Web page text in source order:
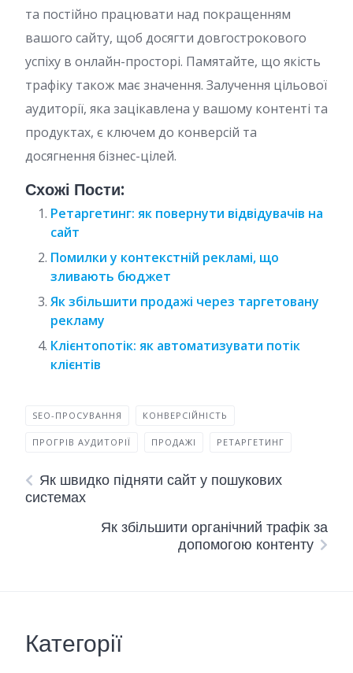
та постійно працювати над покращенням
вашого сайту, щоб досягти довгострокового
успіху в онлайн-просторі. Памятайте, що якість
трафіку також має значення. Залучення цільової
аудиторії, яка зацікавлена у вашому контенті та
продуктах, є ключем до конверсій та
досягнення бізнес-цілей.
Схожі Пости:
Ретаргетинг: як повернути відвідувачів на
сайт
Помилки у контекстній рекламі, що
зливають бюджет
Як збільшити продажі через таргетовану
рекламу
Клієнтопотік: як автоматизувати потік
клієнтів
SEO-ПРОСУВАННЯ КОНВЕРСІЙНІСТЬ
ПРОГРІВ АУДИТОРІЇ ПРОДАЖІ РЕТАРГЕТИНГ
Як швидко підняти сайт у пошукових
системах
Як збільшити органічний трафік за
допомогою контенту
Категорії